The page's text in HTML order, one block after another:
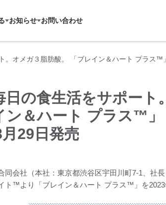
お知らせ お問い合わせ
。オメガ３脂肪酸。 「ブレイン＆ハート プラス™
日の食生活をサポート
ン＆ハート プラス™」
29日発売
同会社（本社：東京都渋谷区宇田川町7-1、社
ト™より「ブレイン＆ハート プラス™」を2023